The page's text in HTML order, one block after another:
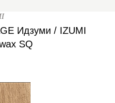
Идзуми / IZUMI
SQ